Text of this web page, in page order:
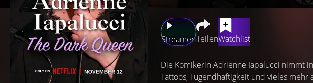
StreamenTeilenWatchlist
Die Komikerin Adrienne Iapalucci nimmt
Tattoos, Tugendhaftigkeit und vieles mehr